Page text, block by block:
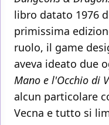
libro datato 1976
primissima
ruolo, il game
aveva ideato due
Mano e l'Occhio di
alcun particolare
Vecna e tutto si